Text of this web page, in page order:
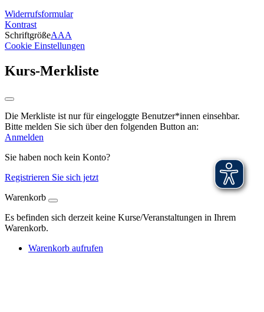
Widerrufsformular
Kontrast
SchriftgrößeAAA
Cookie Einstellungen
Kurs-Merkliste
Die Merkliste ist nur für eingeloggte Benutzer*innen einsehbar.
Bitte melden Sie sich über den folgenden Button an:
Anmelden
Sie haben noch kein Konto?
Registrieren Sie sich jetzt
Warenkorb
Es befinden sich derzeit keine Kurse/Veranstaltungen in Ihrem
Warenkorb.
Warenkorb aufrufen